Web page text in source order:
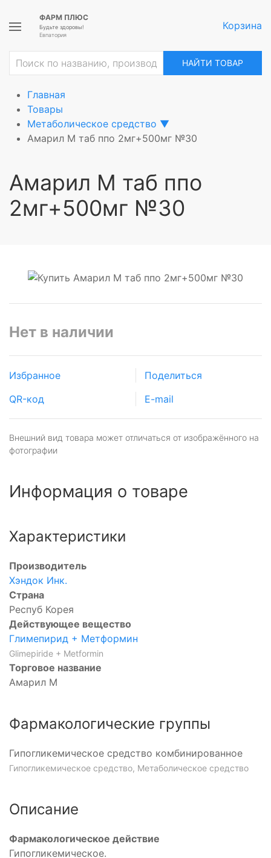
ФАРМ ПЛЮС
Будьте здоровы!
Евпатория
Корзина
НАЙТИ ТОВАР
Главная
Товары
Метаболическое средство ▼
Амарил М таб ппо 2мг+500мг №30
Амарил М таб ппо
2мг+500мг №30
Нет в наличии
Избранное
Поделиться
QR-код
E-mail
Внешний вид товара может отличаться от изображённого на
фотографии
Информация о товаре
Характеристики
Производитель
Хэндок Инк.
Страна
Респуб Корея
Действующее вещество
Глимепирид + Метформин
Glimepiride + Metformin
Торговое название
Амарил М
Фармакологические группы
Гипогликемическое средство комбинированное
Гипогликемическое средство, Метаболическое средство
Описание
Фармакологическое действие
Гипогликемическое.